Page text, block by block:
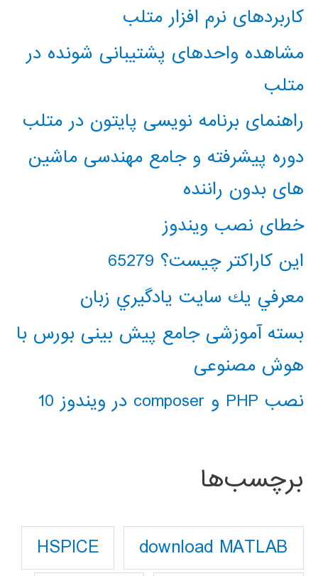
کاربردهای نرم افزار متلب
مشاهده واحدهای پشتیبانی شونده در
متلب
راهنمای برنامه نویسی پایتون در متلب
دوره پیشرفته و جامع مهندسی ماشین
های بدون راننده
خطای نصب ویندوز
این کاراکتر چیست؟ 65279
معرفي يك سايت يادگيري زبان
بسته آموزشی جامع پیش بینی بورس با
هوش مصنوعی
نصب PHP و composer در ویندوز 10
برچسب‌ها
download MATLAB
HSPICE